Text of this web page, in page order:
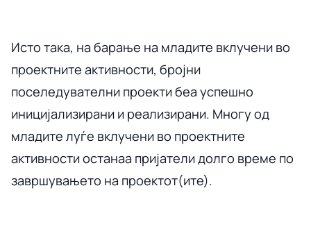
Исто така, на барање на младите вклучени во
проектните активности, бројни
поселедувателни проекти беа успешно
иницијализирани и реализирани. Многу од
младите луѓе вклучени во проектните
активности останаа пријатели долго време по
завршувањето на проектот(ите).